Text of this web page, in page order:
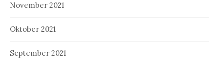
November 2021
Oktober 2021
September 2021